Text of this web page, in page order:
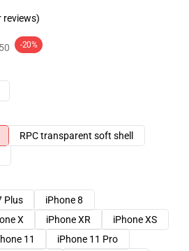
reviews)
-20%
RPC transparent soft shell
Plus
iPhone 8
X iPhone XR
iPhone XS
11
iPhone 11 Pro